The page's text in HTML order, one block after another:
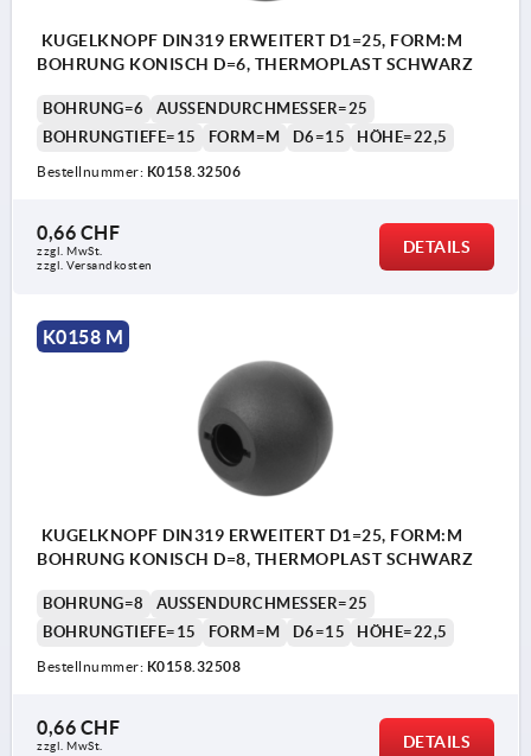
KUGELKNOPF DIN319 ERWEITERT D1=25, FORM:M
BOHRUNG KONISCH D=6, THERMOPLAST SCHWARZ
BOHRUNG=6
AUSSENDURCHMESSER=25
BOHRUNGTIEFE=15
FORM=M D6=15 HÖHE=22,5
Bestellnummer: K0158.32506
0,66 CHF
zzgl. MwSt.
zzgl. Versandkosten
DETAILS
K0158 M
KUGELKNOPF DIN319 ERWEITERT D1=25, FORM:M
BOHRUNG KONISCH D=8, THERMOPLAST SCHWARZ
BOHRUNG=8
AUSSENDURCHMESSER=25
BOHRUNGTIEFE=15
FORM=M D6=15 HÖHE=22,5
Bestellnummer: K0158.32508
0,66 CHF
zzgl. MwSt.
DETAILS